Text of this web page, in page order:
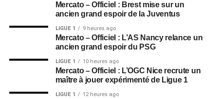
Mercato – Officiel : Brest mise sur un
ancien grand espoir de la Juventus
LIGUE 1 9 heures ago
Mercato – Officiel : L’AS Nancy relance un
ancien grand espoir du PSG
LIGUE 1 10 heures ago
Mercato – Officiel : L’OGC Nice recrute un
maître à jouer expérimenté de Ligue 1
LIGUE 1 12 heures ago